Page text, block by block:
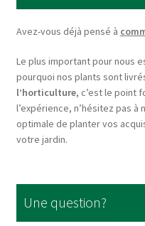
Avez-vous déjà pensé à
Le plus important pour nous
pourquoi nos plants sont
l’horticulture, c’est le point
l’expérience, n’hésitez pas
optimale de planter vos
votre jardin.
Une question?